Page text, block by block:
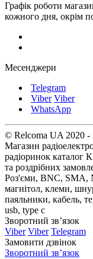
Графік роботи
кожного дня, окрім
Месенджери
Telegram
Viber Viber
WhatsApp
© Relcoma UA 2020 -
Магазин
радіоринок каталог
та роздрібних
Роз'єми, BNC, SMA,
магнітол, клеми,
паяльники, кабель,
usb, type c
Зворотний зв’язок
Viber Viber Telegram
Замовити дзвінок
Зворотний зв’язок